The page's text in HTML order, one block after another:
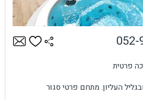
העליון. מתחם פרטי סגור
052-